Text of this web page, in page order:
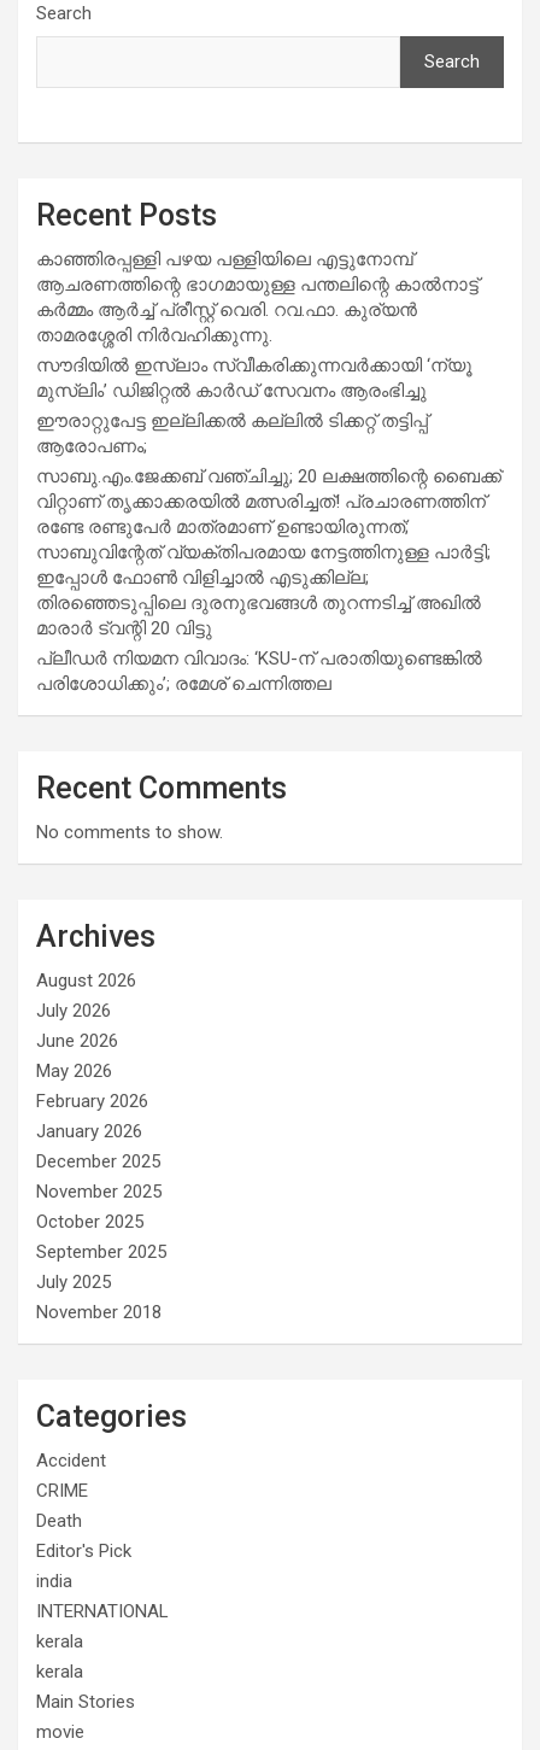
Search
Search
Recent Posts
കാഞ്ഞിരപ്പള്ളി പഴയ പള്ളിയിലെ എട്ടുനോമ്പ്
ആചരണത്തിന്റെ ഭാഗമായുള്ള പന്തലിന്റെ കാൽനാട്ട്
കർമ്മം ആർച്ച് പ്രീസ്റ്റ് വെരി. റവ.ഫാ. കുര്യൻ
താമരശ്ശേരി നിർവഹിക്കുന്നു.
സൗദിയില്‍ ഇസ്‌ലാം സ്വീകരിക്കുന്നവര്‍ക്കായി ‘ന്യൂ
മുസ്ലിം’ ഡിജിറ്റല്‍ കാര്‍ഡ് സേവനം ആരംഭിച്ചു
ഈരാറ്റുപേട്ട ഇല്ലിക്കൽ കല്ലിൽ ടിക്കറ്റ് തട്ടിപ്പ്
ആരോപണം;
സാബു.എം.ജേക്കബ് വഞ്ചിച്ചു; 20 ലക്ഷത്തിന്റെ ബൈക്ക്
വിറ്റാണ് തൃക്കാക്കരയില്‍ മത്സരിച്ചത്! പ്രചാരണത്തിന്
രണ്ടേ രണ്ടുപേര്‍ മാത്രമാണ് ഉണ്ടായിരുന്നത്;
സാബുവിന്റേത് വ്യക്തിപരമായ നേട്ടത്തിനുള്ള പാര്‍ട്ടി;
ഇപ്പോള്‍ ഫോണ്‍ വിളിച്ചാല്‍ എടുക്കില്ല;
തിരഞ്ഞെടുപ്പിലെ ദുരനുഭവങ്ങള്‍ തുറന്നടിച്ച് അഖില്‍
മാരാര്‍ ട്വന്റി 20 വിട്ടു
പ്ലീഡർ നിയമന വിവാദം: ‘KSU-ന് പരാതിയുണ്ടെങ്കിൽ
പരിശോധിക്കും’; രമേശ് ചെന്നിത്തല
Recent Comments
No comments to show.
Archives
August 2026
July 2026
June 2026
May 2026
February 2026
January 2026
December 2025
November 2025
October 2025
September 2025
July 2025
November 2018
Categories
Accident
CRIME
Death
Editor's Pick
india
INTERNATIONAL
kerala
kerala
Main Stories
movie